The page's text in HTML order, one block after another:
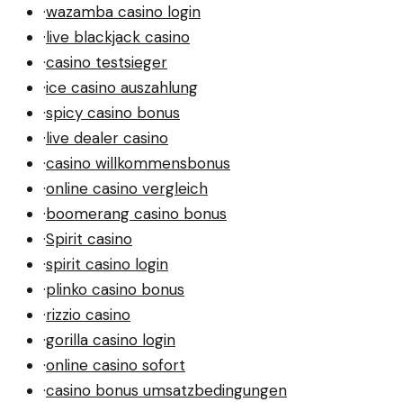
·wazamba casino login
·live blackjack casino
·casino testsieger
·ice casino auszahlung
·spicy casino bonus
·live dealer casino
·casino willkommensbonus
·online casino vergleich
·boomerang casino bonus
·Spirit casino
·spirit casino login
·plinko casino bonus
·rizzio casino
·gorilla casino login
·online casino sofort
·casino bonus umsatzbedingungen